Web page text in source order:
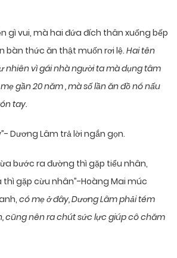
gì vui, mà hai đứa đích thân xuống bếp
bàn thức ăn thật muốn rơi lệ. Hai tên
nhiên vì gái nhà người ta mà dụng tâm
gần 20 năm , mà số lần ăn đồ nó nấu
tay.
Dương Lâm trả lời ngắn gọn.
bước ra đường thì gặp tiểu nhân,
thì gặp cừu nhân”-Hoàng Mai múc
có mẹ ở đây, Dương Lâm phải tém
cũng nên ra chút sức lực giúp cô chăm